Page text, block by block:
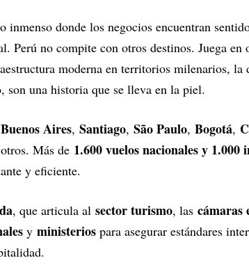
donde los negocios encuentran
Perú no compite con otros destinos. Juega en
moderna en territorios milenarios, la
son una historia que se lleva en la piel.
Buenos Aires, Santiago, São Paulo, Bogotá,
Más de 1.600 vuelos nacionales y 1.000
y eficiente.
, que articula al sector turismo, las cámaras
y ministerios para asegurar estándares